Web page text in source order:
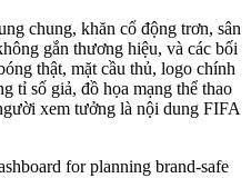
chung, khăn cổ động trơn, sân
gắn thương hiệu, và các bối
thật, mặt cầu thủ, logo chính
tỉ số giả, đồ họa mạng thể thao
xem tưởng là nội dung FIFA